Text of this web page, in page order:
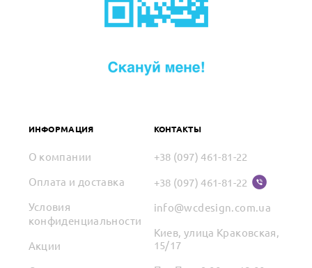
ИНФОРМАЦИЯ
О компании
Оплата и доставка
Условия
конфиденциальности
Акции
КОНТАКТЫ
+38 (097) 461-81-22
+38 (097) 461-81-22
info@wcdesign.com.ua
Киев, улица Краковская,
15/17